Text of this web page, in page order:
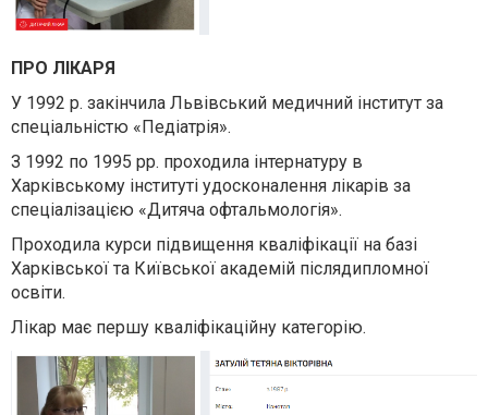
ПРО ЛІКАРЯ
У 1992 р. закінчила Львівський медичний інститут за
спеціальністю «Педіатрія».
З 1992 по 1995 рр. проходила інтернатуру в
Харківському інституті удосконалення лікарів за
спеціалізацією «Дитяча офтальмологія».
Проходила курси підвищення кваліфікації на базі
Харківської та Київської академій післядипломної
освіти.
Лікар має першу кваліфікаційну категорію.